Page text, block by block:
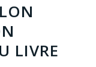
LIVRE